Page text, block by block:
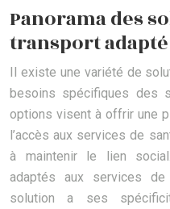
Panorama des
transport
Il existe une variété de
besoins spécifiques des
options visent à offrir une
l’accès aux services de
à maintenir le lien
adaptés aux services de
solution a ses